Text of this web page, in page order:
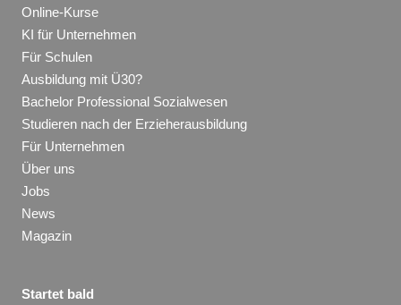
Online-Kurse
KI für Unternehmen
Für Schulen
Ausbildung mit Ü30?
Bachelor Professional Sozialwesen
Studieren nach der Erzieherausbildung
Für Unternehmen
Über uns
Jobs
News
Magazin
Startet bald